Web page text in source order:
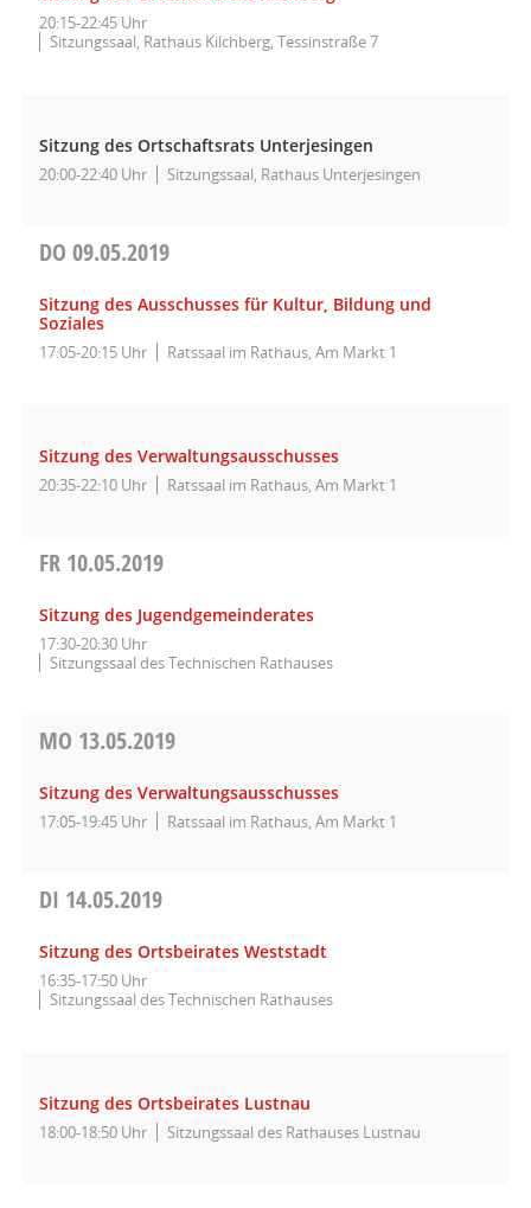
20:15-22:45 Uhr
Sitzungssaal, Rathaus Kilchberg, Tessinstraße 7
Sitzung des Ortschaftsrats Unterjesingen
20:00-22:40 Uhr Sitzungssaal, Rathaus Unterjesingen
DO 09.05.2019
Sitzung des Ausschusses für Kultur, Bildung und
Soziales
17:05-20:15 Uhr Ratssaal im Rathaus, Am Markt 1
Sitzung des Verwaltungsausschusses
20:35-22:10 Uhr Ratssaal im Rathaus, Am Markt 1
FR 10.05.2019
Sitzung des Jugendgemeinderates
17:30-20:30 Uhr
Sitzungssaal des Technischen Rathauses
MO 13.05.2019
Sitzung des Verwaltungsausschusses
17:05-19:45 Uhr Ratssaal im Rathaus, Am Markt 1
DI 14.05.2019
Sitzung des Ortsbeirates Weststadt
16:35-17:50 Uhr
Sitzungssaal des Technischen Rathauses
Sitzung des Ortsbeirates Lustnau
18:00-18:50 Uhr Sitzungssaal des Rathauses Lustnau